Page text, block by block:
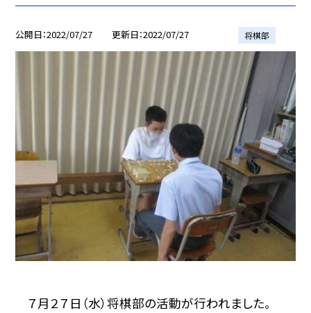
公開日 2022/07/27 更新日 2022/07/27 将棋部
７月２７日（水）将棋部の活動が行われました。